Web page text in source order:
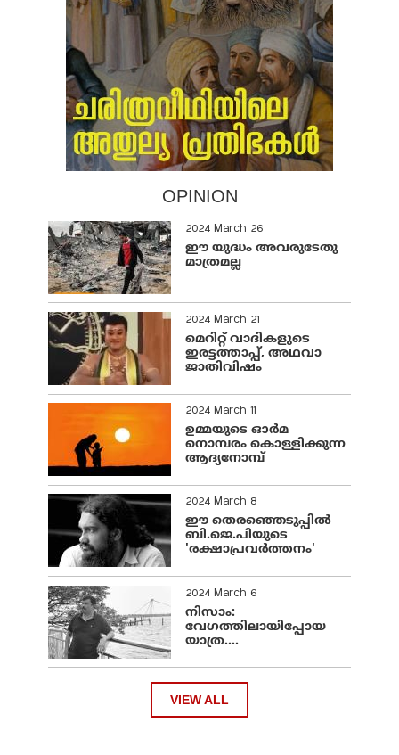
OPINION
2024 March 26
ഈ യുദ്ധം അവരുടേതു
മാത്രമല്ല
2024 March 21
മെറിറ്റ് വാദികളുടെ
ഇരട്ടത്താപ്പ്, അഥവാ
ജാതിവിഷം
2024 March 11
ഉമ്മയുടെ ഓർമ
നൊമ്പരം കൊള്ളിക്കുന്ന
ആദ്യനോമ്പ്
2024 March 8
ഈ തെരഞ്ഞെടുപ്പില്‍
ബി.ജെ.പിയുടെ
'രക്ഷാപ്രവര്‍ത്തനം'
2024 March 6
നിസാം:
വേഗത്തിലായിപ്പോയ
യാത്ര....
VIEW ALL